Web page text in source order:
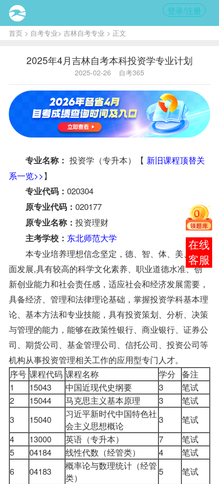
登录/注册
首页> 自考专业> 吉林自考专业 > 正文
2025年4月吉林自考本科投资学专业计划
2025-02-26 自考365
专业名称： 投资学（专升本）【 新旧课程顶替关
系一览>>】
专业代码： 020304
原专业代码： 020177
原专业名称： 投资理财
主考学校： 东北师范大学
本专业培养理想信念坚定，德、智、体、美、劳全
面发展,具有较高的科学文化素养、职业道德水准、创
新创业能力和社会责任感，适应社会和经济发展需要，
具备经济、管理和法律理论基础，掌握投资学科基本理
论、基本方法和专业技能，具有投资策划、分析、决策
与管理的能力，能够在政策性银行、商业银行、证券公
司、期货公司、基金管理公司、信托公司、投资公司等
机构从事投资管理相关工作的应用型专门人才。
序号 课程代码 课程名称 学分 备注
1
15043 中国近现代史纲要 3
笔试
2
15044 马克思主义基本原理 3
笔试
3
15040
习近平新时代中国特色社
会主义思想概论
3
笔试
4
13000 英语（专升本） 7
笔试
5
04184 线性代数（经管类） 4
笔试
6
04183
概率论与数理统计（经管
类）
5
笔试
报考
咨询